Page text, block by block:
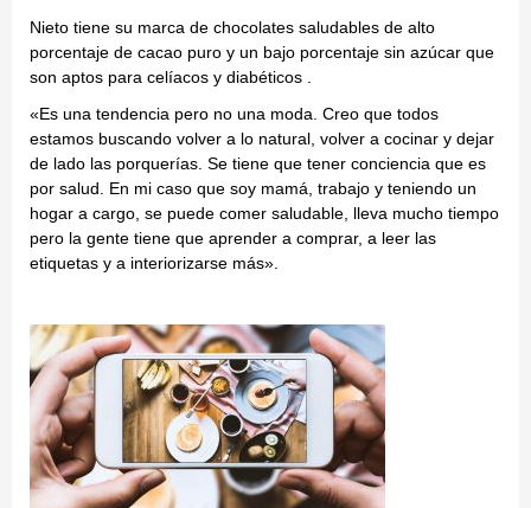
Nieto tiene su marca de chocolates saludables de alto
porcentaje de cacao puro y un bajo porcentaje sin azúcar que
son aptos para celíacos y diabéticos .
«Es una tendencia pero no una moda. Creo que todos
estamos buscando volver a lo natural, volver a cocinar y dejar
de lado las porquerías. Se tiene que tener conciencia que es
por salud. En mi caso que soy mamá, trabajo y teniendo un
hogar a cargo, se puede comer saludable, lleva mucho tiempo
pero la gente tiene que aprender a comprar, a leer las
etiquetas y a interiorizarse más».